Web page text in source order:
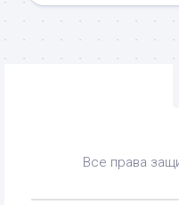
Все права